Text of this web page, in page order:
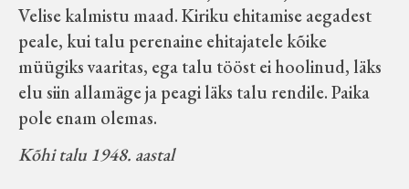
Velise kalmistu maad. Kiriku ehitamise aegadest
peale, kui talu perenaine ehitajatele kõike
müügiks vaaritas, ega talu tööst ei hoolinud, läks
elu siin allamäge ja peagi läks talu rendile. Paika
pole enam olemas.
Kõhi talu 1948. aastal